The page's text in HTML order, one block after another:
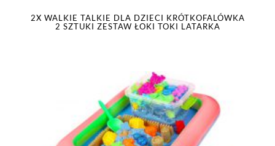
2X WALKIE TALKIE DLA DZIECI KRÓTKOFALÓWKA
2 SZTUKI ZESTAW ŁOKI TOKI LATARKA